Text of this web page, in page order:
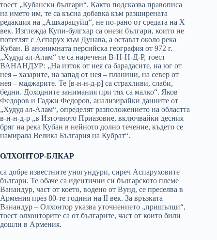
тоест „Кубански българи“. Както подсказва правописа
на името им, те са късна добавка към разширената
редакция на „Ашхарацуйц“, не по-рано от средата на Х
век. Изглежда Купи-булгхар са онези българи, които не
потеглят с Аспарух към Дунава, а остават около река
Кубан. В анонимната персийска география от 972 г.
„Худуд ал-Алам“ те са наречени В-Н-Н-Д-Р, тоест
ВАНАНДУР: „На изток от нея са барадасите, на юг от
нея – хазарите, на запад от нея – планини, на север от
нея – маджарите. Те [в-н-н-д-р] са страхливи, слаби,
бедни. Доходните занимания при тях са малко“. Яков
Федоров и Гаджи Федоров, анализирайки данните от
„Худуд ал-Алам“, определят разположението на областта
в-н-н-д-р „в Източното Приазовие, включвайки десния
бряг на река Кубан в нейното долно течение, където се
намирала Велика България на Кубрат“.
ОЛХОНТОР-БЛКАР
са добре известните уногундури, сиреч Аспаруховите
българи. Те обаче са идентични си българското племе
Ванандур, част от което, водено от Вунд, се преселва в
Армения през 80-те години на II век. За връзката
Ванандур – Олхонтор указва уточнението „пришълци“,
тоест олхонторите са от българите, част от които били
дошли в Армения.